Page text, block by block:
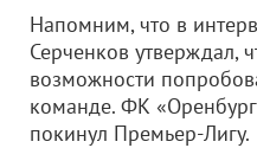
Напомним, что в
Серченков утверждал,
возможности
команде. ФК
покинул Премьер-Лигу.